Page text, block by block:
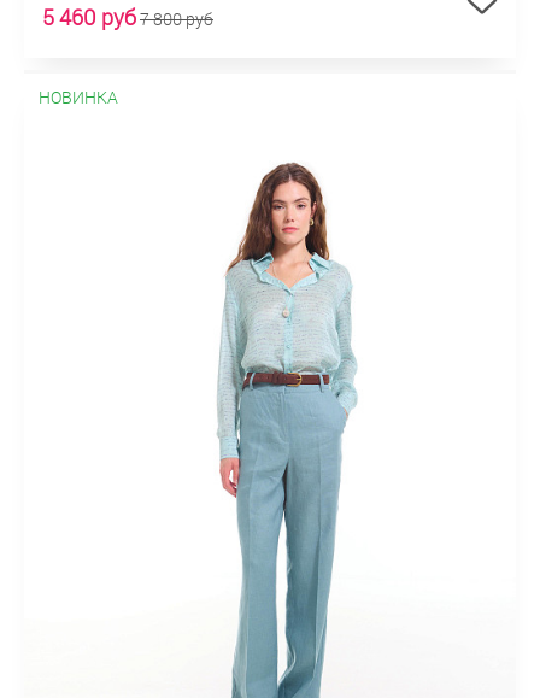
5 460 руб7 800 руб
НОВИНКА